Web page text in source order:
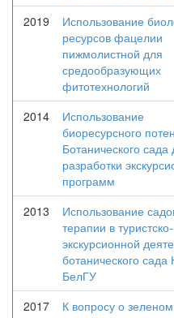
2019
Использование
ресурсов фацелии
пижмолистной для
средообразующих
фитотехнологий
2014
Использование
биоресурсного
Ботанического сада
разработки
программ
2013
Использование
терапии в туристско-
экскурсионной
ботанического
БелГУ
2017
К вопросу о зеленом